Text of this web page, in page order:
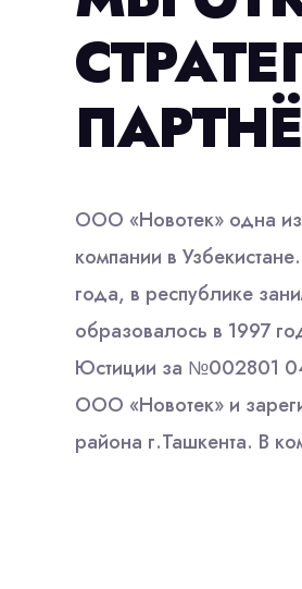
ООО «Новотек» одна из
компании в
года, в республике
образовалось в 1997
Юстиции за №002801
ООО «Новотек» и
района г.Ташкента. В